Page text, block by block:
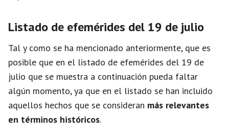
Listado de efemérides del 19 de julio
Tal y como se ha mencionado anteriormente, que es
posible que en el listado de efemérides del 19 de
julio que se muestra a continuación pueda faltar
algún momento, ya que en el listado se han incluido
aquellos hechos que se consideran más relevantes
en términos históricos.